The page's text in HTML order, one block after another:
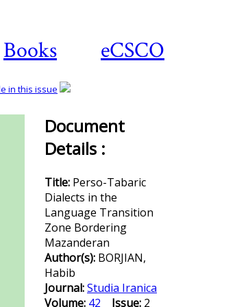
Books eCSCO
in this issue
Document
Details :
Title: Perso-Tabaric
Dialects in the
Language Transition
Zone Bordering
Mazanderan
Author(s): BORJIAN,
Habib
Journal:Studia Iranica
Volume: 42 Issue: 2